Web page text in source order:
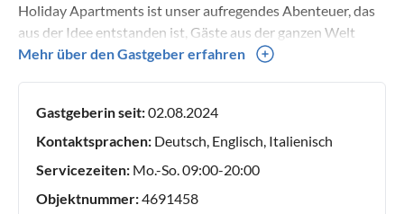
Holiday Apartments ist unser aufregendes Abenteuer, das
aus der Idee entstanden ist, Gäste aus der ganzen Welt
willkommen zu heißen, unser wunderschönes Territorium
verschiedener Größen am Gardasee oder in der Nähe des
Monte Baldo an, damit Sie Ihren Urlaub voll genießen, sich
ausruhen können.
Mehr über den Gastgeber erfahren
Gastgeberin seit:02.08.2024
Kontaktsprachen: Deutsch, Englisch, Italienisch
Servicezeiten: Mo.-So. 09:00-20:00
Objektnummer:4691458